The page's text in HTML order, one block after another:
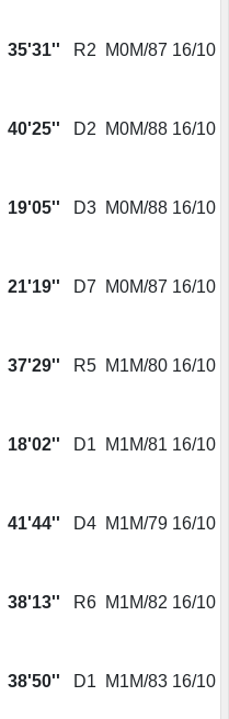
35'31'' R2 M0M/87 16/10
40'25'' D2 M0M/88 16/10
19'05'' D3 M0M/88 16/10
21'19'' D7 M0M/87 16/10
37'29'' R5 M1M/80 16/10
18'02'' D1 M1M/81 16/10
41'44'' D4 M1M/79 16/10
38'13'' R6 M1M/82 16/10
38'50'' D1 M1M/83 16/10